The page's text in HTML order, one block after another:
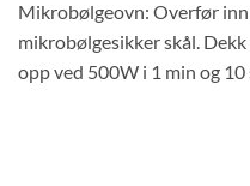
Mikrobølgeovn: Overfør
mikrobølgesikker skål.
opp ved 500W i 1 min og